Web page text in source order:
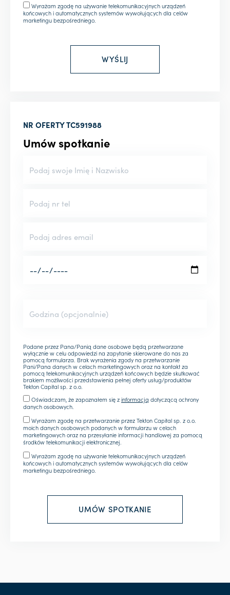
Wyrażam zgodę na używanie telekomunikacyjnych urządzeń
końcowych i automatycznych systemów wywołujących dla celów
marketingu bezpośredniego.
NR OFERTYTC591988
Umów spotkanie
Podane przez Pana/Panią dane osobowe będą przetwarzane
wyłącznie w celu odpowiedzi na zapytanie skierowane do nas za
pomocą formularza. Brak wyrażenia zgody na przetwarzanie
Pani/Pana danych w celach marketingowych oraz na kontakt za
pomocą telekomunikacyjnych urządzeń końcowych będzie skutkować
brakiem możliwości przedstawienia pełnej oferty usług/produktów
Tekton Capital sp. z o.o.
Oświadczam, że zapoznałem się zinformacją dotyczącą ochrony
danych osobowych.
Wyrażam zgodę na przetwarzanie przez Tekton Capital sp. z o.o.
moich danych osobowych podanych w formularzu w celach
marketingowych oraz na przesyłanie informacji handlowej za pomocą
środków telekomunikacji elektronicznej.
Wyrażam zgodę na używanie telekomunikacyjnych urządzeń
końcowych i automatycznych systemów wywołujących dla celów
marketingu bezpośredniego.